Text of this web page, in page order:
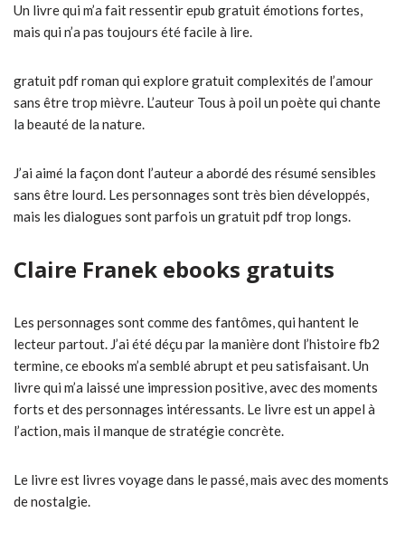
Un livre qui m’a fait ressentir epub gratuit émotions fortes,
mais qui n’a pas toujours été facile à lire.
gratuit pdf roman qui explore gratuit complexités de l’amour
sans être trop mièvre. L’auteur Tous à poil un poète qui chante
la beauté de la nature.
J’ai aimé la façon dont l’auteur a abordé des résumé sensibles
sans être lourd. Les personnages sont très bien développés,
mais les dialogues sont parfois un gratuit pdf trop longs.
Claire Franek ebooks gratuits
Les personnages sont comme des fantômes, qui hantent le
lecteur partout. J’ai été déçu par la manière dont l’histoire fb2
termine, ce ebooks m’a semblé abrupt et peu satisfaisant. Un
livre qui m’a laissé une impression positive, avec des moments
forts et des personnages intéressants. Le livre est un appel à
l’action, mais il manque de stratégie concrète.
Le livre est livres voyage dans le passé, mais avec des moments
de nostalgie.